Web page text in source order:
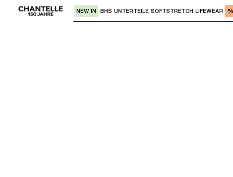
Verwende den "Pfeil nach unten" oder
NEW IN BHS UNTERTEILE SOFTSTRETCH LIFEWEAR